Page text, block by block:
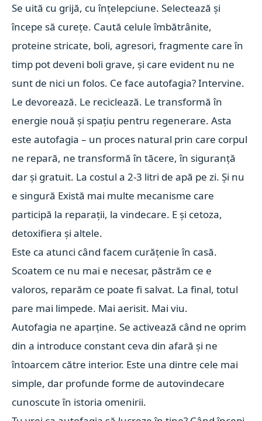
Se uită cu grijă, cu înțelepciune. Selectează și
începe să curețe. Caută celule îmbătrânite,
proteine stricate, boli, agresori, fragmente care în
timp pot deveni boli grave, și care evident nu ne
sunt de nici un folos. Ce face autofagia? Intervine.
Le devorează. Le reciclează. Le transformă în
energie nouă și spațiu pentru regenerare. Asta
este autofagia – un proces natural prin care corpul
ne repară, ne transformă în tăcere, în siguranță
dar și gratuit. La costul a 2-3 litri de apă pe zi. Și nu
e singură Există mai multe mecanisme care
participă la reparații, la vindecare. E și cetoza,
detoxifiera și altele.
Este ca atunci când facem curățenie în casă.
Scoatem ce nu mai e necesar, păstrăm ce e
valoros, reparăm ce poate fi salvat. La final, totul
pare mai limpede. Mai aerisit. Mai viu.
Autofagia ne aparține. Se activează când ne oprim
din a introduce constant ceva din afară și ne
întoarcem către interior. Este una dintre cele mai
simple, dar profunde forme de autovindecare
cunoscute în istoria omenirii.